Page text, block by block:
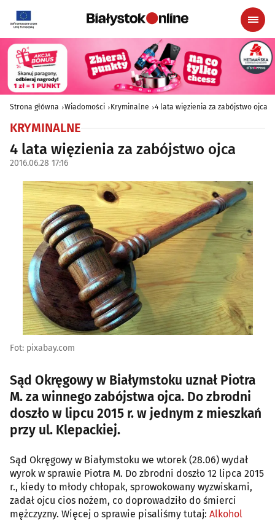
Strona główna Wiadomości Kryminalne 4 lata więzienia za zabójstwo ojca
KRYMINALNE
4 lata więzienia za zabójstwo ojca
2016.06.28 17:16
Fot: pixabay.com
Sąd Okręgowy w Białymstoku uznał Piotra
M. za winnego zabójstwa ojca. Do zbrodni
doszło w lipcu 2015 r. w jednym z mieszkań
przy ul. Klepackiej.
Sąd Okręgowy w Białymstoku we wtorek (28.06) wydał
wyrok w sprawie Piotra M. Do zbrodni doszło 12 lipca 2015
r., kiedy to młody chłopak, sprowokowany wyzwiskami,
zadał ojcu cios nożem, co doprowadziło do śmierci
mężczyzny. Więcej o sprawie pisaliśmy tutaj: Alkohol